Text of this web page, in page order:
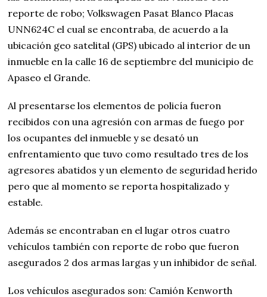
reporte de robo; Volkswagen Pasat Blanco Placas
UNN624C el cual se encontraba, de acuerdo a la
ubicación geo satelital (GPS) ubicado al interior de un
inmueble en la calle 16 de septiembre del municipio de
Apaseo el Grande.
Al presentarse los elementos de policía fueron
recibidos con una agresión con armas de fuego por
los ocupantes del inmueble y se desató un
enfrentamiento que tuvo como resultado tres de los
agresores abatidos y un elemento de seguridad herido
pero que al momento se reporta hospitalizado y
estable.
Además se encontraban en el lugar otros cuatro
vehículos también con reporte de robo que fueron
asegurados 2 dos armas largas y un inhibidor de señal.
Los vehículos asegurados son: Camión Kenworth